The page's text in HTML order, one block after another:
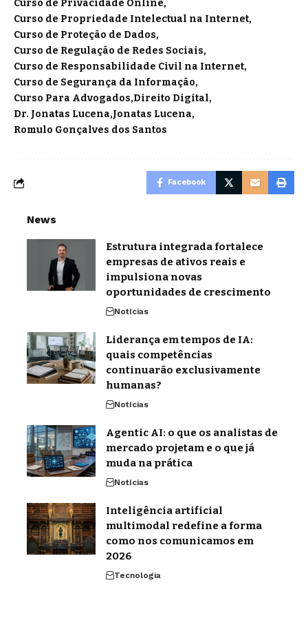
Curso de Privacidade Online
Curso de Propriedade Intelectual na Internet
Curso de Proteção de Dados
Curso de Regulação de Redes Sociais
Curso de Responsabilidade Civil na Internet
Curso de Segurança da Informação
Curso Para Advogados Direito Digital
Dr. Jonatas Lucena Jonatas Lucena
Romulo Gonçalves dos Santos
Facebook
News
Estrutura integrada fortalece
empresas de ativos reais e
impulsiona novas
oportunidades de crescimento
Notícias
Liderança em tempos de IA:
quais competências
continuarão exclusivamente
humanas?
Notícias
Agentic AI: o que os analistas de
mercado projetam e o que já
muda na prática
Notícias
Inteligência artificial
multimodal redefine a forma
como nos comunicamos em
2026
Tecnologia